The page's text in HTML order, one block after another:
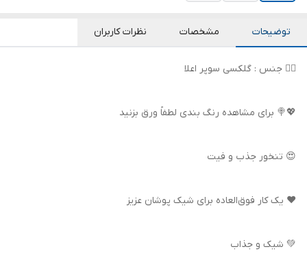
توضیحات مشخصات نظرات کاربران
👌🏻 جنس : گلکسی سوپر اعلا
💖🍭 برای مشاهده رنگ بندی لطفاً ورق بزنید
😍 تنخور جذب و فیت
❤️ یک کار فوق‌العاده برای شیک پوشان عزیز
💚 شیک و جذاب